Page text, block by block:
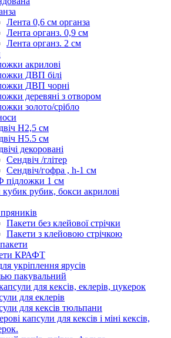
Лента 0,6 см органза
Лента органз. 0,9 см
Лента органз. 2 см
акрилові
ДВП білі
ДВП чорні
деревяні з отвором
золото/срібло
H2,5 см
H5.5 см
декоровані
Сендвіч /глітер
Сендвіч/гофра , h-1 см
1 см
кубик рубик, бокси акрилові
Пакети без клейової стрічки
Пакети з клейовою стрічкою
КРАФТ
укріплення ярусів
пакувальний
для кексів, еклерів, цукерок
для еклерів
для кексів тюльпани
капсули для кексів і міні кексів,